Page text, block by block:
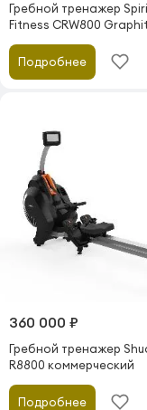
Гребной тренажер
Fitness CRW800
Подробнее
360 000 ₽
Гребной тренажер
R8800 коммерческий
Подробнее